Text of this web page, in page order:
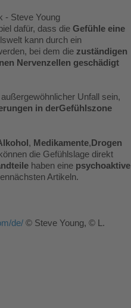
dafür, dass die Gefühle eine
kann durch ein
bei dem die zuständigen
Nervenzellen geschädigt
Unfall sein,
in derGefühlszone
, Medikamente, Drogen
können die Gefühlslage direkt
haben eine psychoaktive
Artikeln.
de/ © Steve Young, © L.